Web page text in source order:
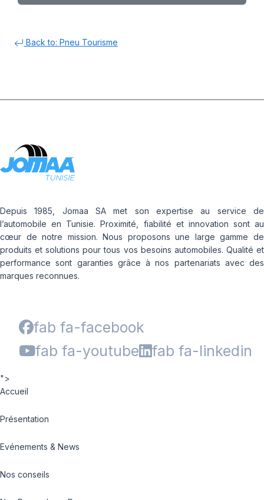
Back to: Pneu Tourisme
Depuis 1985, Jomaa SA met son expertise au service de
l’automobile en Tunisie. Proximité, fiabilité et innovation sont au
cœur de notre mission. Nous proposons une large gamme de
produits et solutions pour tous vos besoins automobiles. Qualité et
performance sont garanties grâce à nos partenariats avec des
marques reconnues.
fab fa-facebook
fab fa-youtube
fab fa-linkedin
">
Accueil
Présentation
Evénements & News
Nos conseils